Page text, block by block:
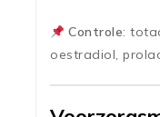
Controle:
oestradiol,